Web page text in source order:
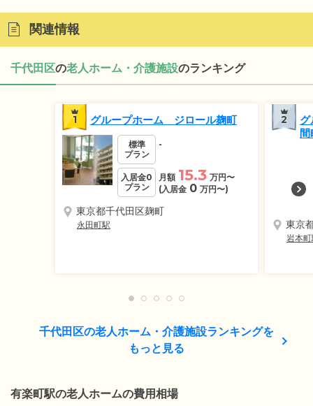
関連情報
千代田区の老人ホーム・介護施設のランキング
1 グループホーム ジロール麹町
標準
プラン
-
入居金0
プラン
月額 15.3 万円〜
(入居金 0 万円〜)
東京都千代田区麹町
永田町駅
2
間
東京
岩本
千代田区の老人ホーム・介護施設ランキングを
もっと見る
有楽町駅の老人ホームの費用相場